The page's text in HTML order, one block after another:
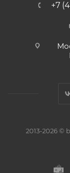
+7
2013-2026 ©